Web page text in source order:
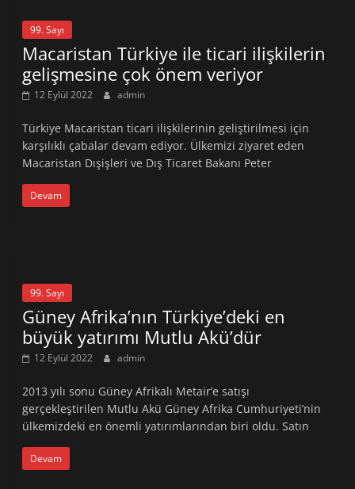
99. Sayı
Macaristan Türkiye ile ticari ilişkilerin
gelişmesine çok önem veriyor
12 Eylül 2022 admin
Türkiye Macaristan ticari ilişkilerinin geliştirilmesi için
karşılıklı çabalar devam ediyor. Ülkemizi ziyaret eden
Macaristan Dışişleri ve Dış Ticaret Bakanı Peter
Devam
99. Sayı
Güney Afrika’nın Türkiye’deki en
büyük yatırımı Mutlu Akü’dür
12 Eylül 2022 admin
2013 yılı sonu Güney Afrikalı Metair’e satışı
gerçekleştirilen Mutlu Akü Güney Afrika Cumhuriyeti’nin
ülkemizdeki en önemli yatırımlarından biri oldu. Satın
Devam